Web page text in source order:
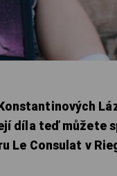
díla teď můžete
Le Consulat v